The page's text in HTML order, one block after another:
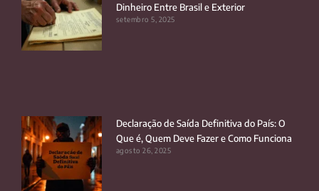
Dinheiro Entre Brasil e Exterior
setembro 5, 2025
Declaração de Saída Definitiva do País: O
Que é, Quem Deve Fazer e Como Funciona
agosto 26, 2025